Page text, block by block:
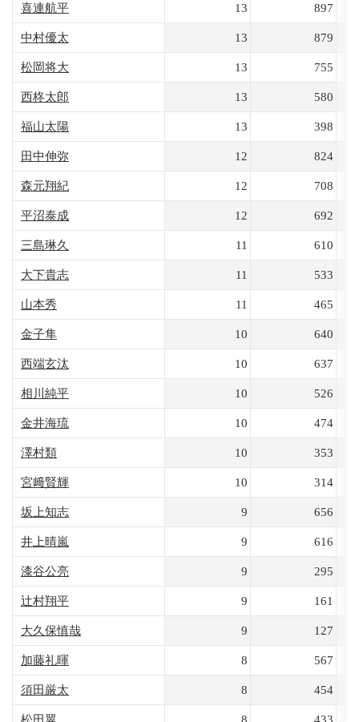
喜連航平 13 897
中村優太 13 879
松岡将大 13 755
西柊太郎 13 580
福山太陽 13 398
田中伸弥 12 824
森元翔紀 12 708
平沼泰成 12 692
三島琳久 11 610
大下貴志 11 533
山本秀 11 465
金子隼 10 640
西端玄汰 10 637
相川純平 10 526
金井海琉 10 474
澤村類 10 353
宮﨑賢輝 10 314
坂上知志 9 656
井上晴嵐 9 616
漆谷公亮 9 295
辻村翔平 9 161
大久保慎哉 9 127
加藤礼暉 8 567
須田厳太 8 454
松田翼 8 433